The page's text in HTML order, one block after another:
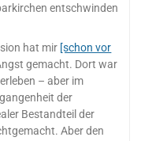
entschwinden
hat mir [schon vor
gemacht. Dort war
– aber im
der
Bestandteil der
Aber den